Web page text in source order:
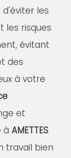
les
les risques
évitant
des
à votre
et
à AMETTES
travail bien